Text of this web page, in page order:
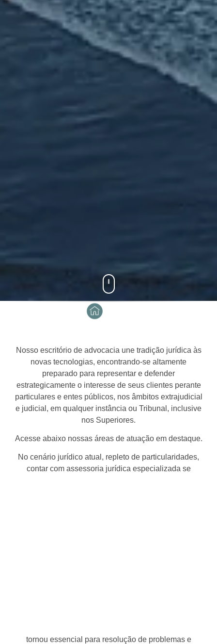
Nosso escritório de advocacia une tradição jurídica às
novas tecnologias, encontrando-se altamente
preparado para representar e defender
estrategicamente o interesse de seus clientes perante
particulares e entes públicos, nos âmbitos extrajudicial
e judicial, em qualquer instância ou Tribunal, inclusive
nos Superiores.
Acesse abaixo nossas áreas de atuação em destaque.
No cenário jurídico atual, repleto de particularidades,
contar com assessoria jurídica especializada se
tornou essencial para resolução de problemas e